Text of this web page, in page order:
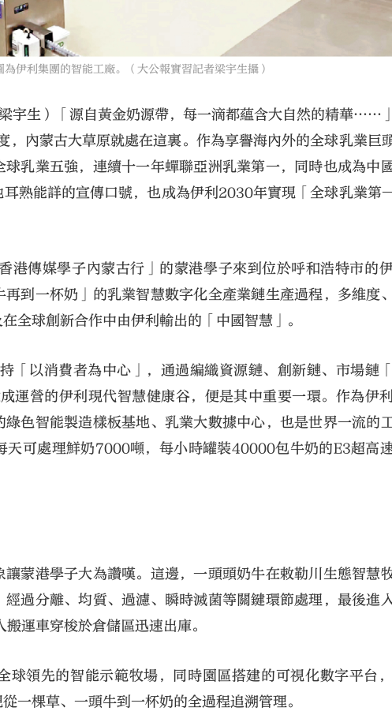
伊利集團的智能工廠。（大公報實習記者梁宇生攝）
宇生）「源自黃金奶源帶，每一滴都蘊含大自然的精華……
內蒙古大草原就處在這裏。作為享譽海內外的全球乳業巨
乳業五強，連續十一年蟬聯亞洲乳業第一，同時也成為中
熟能詳的宣傳口號，也成為伊利2030年實現「全球乳業第
港傳媒學子內蒙古行」的蒙港學子來到位於呼和浩特市的
到一杯奶」的乳業智慧數字化全產業鏈生產過程，多維度
全球創新合作中由伊利輸出的「中國智慧」。
「以消費者為中心」，通過編織資源鏈、創新鏈、市場鏈
運營的伊利現代智慧健康谷，便是其中重要一環。作為伊
色智能製造樣板基地、乳業大數據中心，也是世界一流的
天可處理鮮奶7000噸，每小時罐裝40000包牛奶的E3超高
蒙港學子大為讚嘆。這邊，一頭頭奶牛在敕勒川生態智慧
過分離、均質、過濾、瞬時滅菌等關鍵環節處理，最後進
運車穿梭於倉儲區迅速出庫。
球領先的智能示範牧場，同時園區搭建的可視化數字平台
一棵草、一頭牛到一杯奶的全過程追溯管理。